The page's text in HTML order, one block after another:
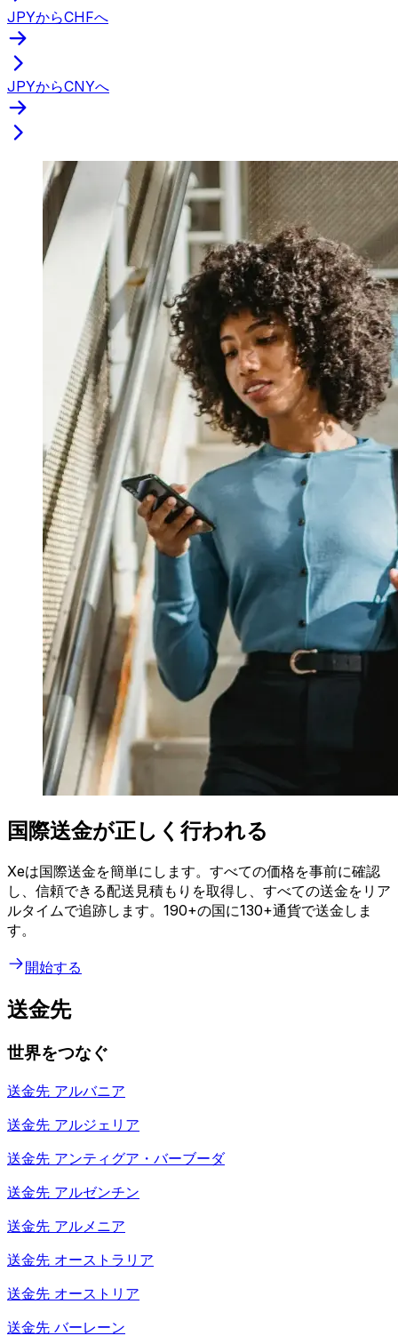
JPYからCHFへ
JPYからCNYへ
国際送金が正しく行われる
Xeは国際送金を簡単にします。すべての価格を事前に確認
し、信頼できる配送見積もりを取得し、すべての送金をリア
ルタイムで追跡します。190+の国に130+通貨で送金しま
す。
開始する
送金先
世界をつなぐ
送金先 アルバニア
送金先 アルジェリア
送金先 アンティグア・バーブーダ
送金先 アルゼンチン
送金先 アルメニア
送金先 オーストラリア
送金先 オーストリア
送金先 バーレーン